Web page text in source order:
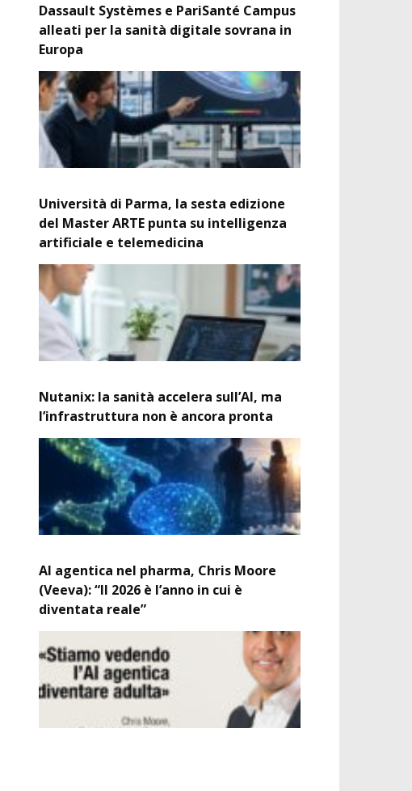
Dassault Systèmes e PariSanté Campus
alleati per la sanità digitale sovrana in
Europa
Università di Parma, la sesta edizione
del Master ARTE punta su intelligenza
artificiale e telemedicina
Nutanix: la sanità accelera sull’AI, ma
l’infrastruttura non è ancora pronta
AI agentica nel pharma, Chris Moore
(Veeva): “Il 2026 è l’anno in cui è
diventata reale”